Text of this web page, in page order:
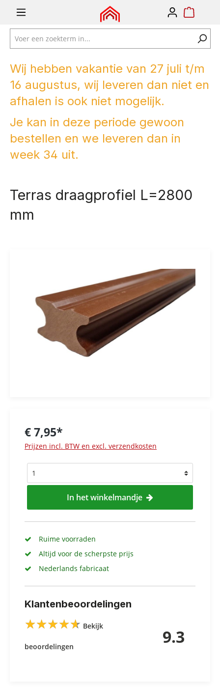
Ga naar de hoofdnavigatie
Wij hebben vakantie van 27 juli t/m
16 augustus, wij leveren dan niet en
afhalen is ook niet mogelijk.
Je kan in deze periode gewoon
bestellen en we leveren dan in
week 34 uit.
Terras draagprofiel L=2800
mm
€ 7,95*
Prijzen incl. BTW en excl. verzendkosten
In het winkelmandje
Ruime voorraden
Altijd voor de scherpste prijs
Nederlands fabricaat
Klantenbeoordelingen
★★★★★
★★★★★ Bekijk
beoordelingen 9.3